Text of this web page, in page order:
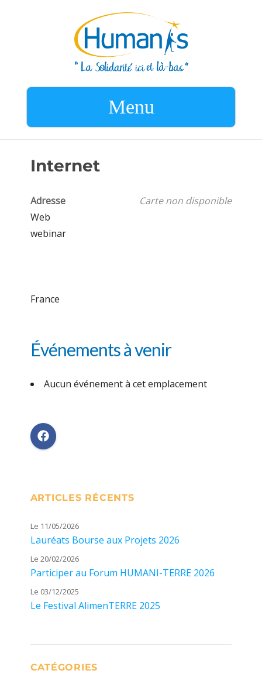
Menu
Internet
Carte non disponible
Adresse
Web
webinar
France
Événements à venir
Aucun événement à cet emplacement
ARTICLES RÉCENTS
Le 11/05/2026
Lauréats Bourse aux Projets 2026
Le 20/02/2026
Participer au Forum HUMANI-TERRE 2026
Le 03/12/2025
Le Festival AlimenTERRE 2025
CATÉGORIES